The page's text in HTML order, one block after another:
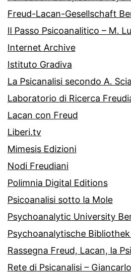
Freud-Lacan-Gesellschaft
Il Passo Psicoanalitico – M.
Internet Archive
Istituto Gradiva
La Psicanalisi secondo A.
Laboratorio di Ricerca
Lacan con Freud
Liberi.tv
Mimesis Edizioni
Nodi Freudiani
Polimnia Digital Editions
Psicoanalisi sotto la Mole
Psychoanalytic University
Psychoanalytische
Rassegna Freud, Lacan, la
Rete di Psicanalisi –